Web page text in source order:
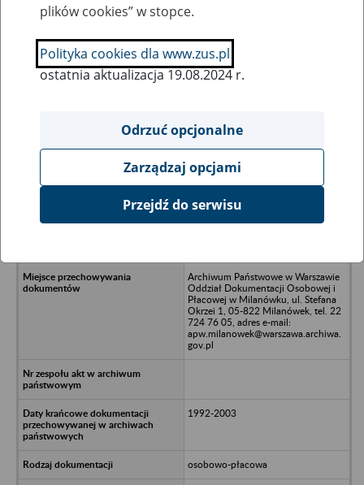
SZUKAJ
Ukryj wszystkie pozycje bazy
Spółdzielnia Mieszkaniowa
Archiwum Państwowe w Warszawie
Oddział Dokumentacji Osobowej i
Płacowej w Milanówku, ul. Stefana
Okrzei 1, 05-822 Milanówek, tel. 22
724 76 05, adres e-mail:
apw.milanowek@warszawa.archiwa.
gov.pl
1992-2003
osobowo-płacowa
plików cookies” w stopce.
Polityka cookies dla www.zus.pl
ostatnia aktualizacja 19.08.2024 r.
Odrzuć opcjonalne
Zarządzaj opcjami
Przejdź do serwisu